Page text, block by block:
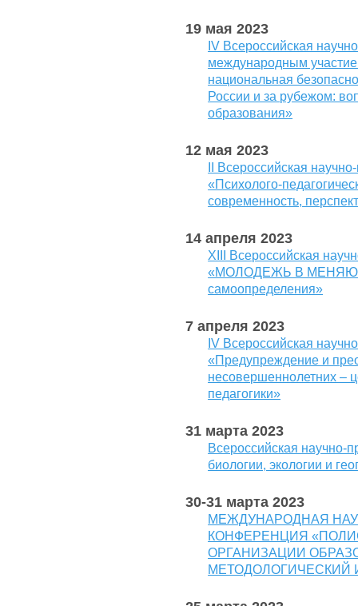
19 мая 2023
IV Всероссийская
международным
национальная
России и за рубежом:
образования»
12 мая 2023
II Всероссийская
«Психолого-
современность,
14 апреля 2023
XIII Всероссийская
«МОЛОДЕЖЬ В
самоопределения»
7 апреля 2023
IV Всероссийская
«Предупреждение и
несовершеннолетних –
педагогики»
31 марта 2023
Всероссийская научно-
биологии, экологии и
30-31 марта 2023
МЕЖДУНАРОДНАЯ
КОНФЕРЕНЦИЯ
ОРГАНИЗАЦИИ
МЕТОДОЛОГИЧЕСКИЙ